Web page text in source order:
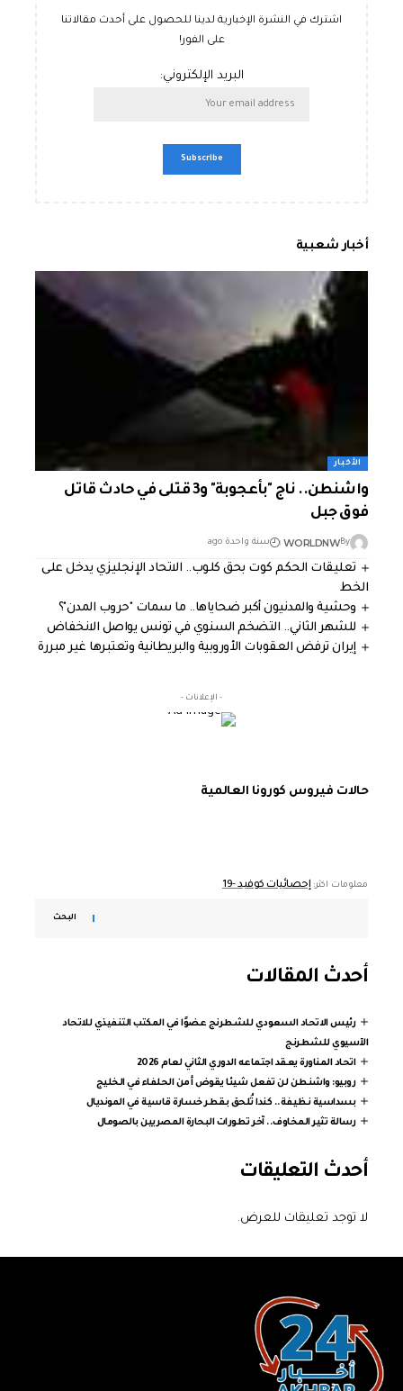
اشترك في النشرة الإخبارية لدينا للحصول على أحدث مقالاتنا
على الفور!
البريد الإلكتروني:
أخبار شعبية
الأخبار
واشنطن.. ناج "بأعجوبة" و3 قتلى في حادث قاتل
فوق جبل
By
WORLDNW سنة واحدة ago
تعليقات الحكم كوت بحق كلوب.. الاتحاد الإنجليزي يدخل على
الخط
وحشية والمدنيون أكبر ضحاياها.. ما سمات "حروب المدن"؟
للشهر الثاني.. التضخم السنوي في تونس يواصل الانخفاض
إيران ترفض العقوبات الأوروبية والبريطانية وتعتبرها غير مبررة
- الإعلانات -
حالات فيروس كورونا العالمية
معلومات اكثر:إحصائيات كوفيد -19
البحث
أحدث المقالات
رئيس الاتحاد السعودي للشطرنج عضوًا في المكتب التنفيذي للاتحاد
الآسيوي للشطرنج
اتحاد المناورة يعقد اجتماعه الدوري الثاني لعام 2026
روبيو: واشنطن لن تفعل شيئا يقوض أمن الحلفاء في الخليج
بسداسية نظيفة.. كندا تُلحق بقطر خسارة قاسية في المونديال
رسالة تثير المخاوف.. آخر تطورات البحارة المصريين بالصومال
أحدث التعليقات
لا توجد تعليقات للعرض.